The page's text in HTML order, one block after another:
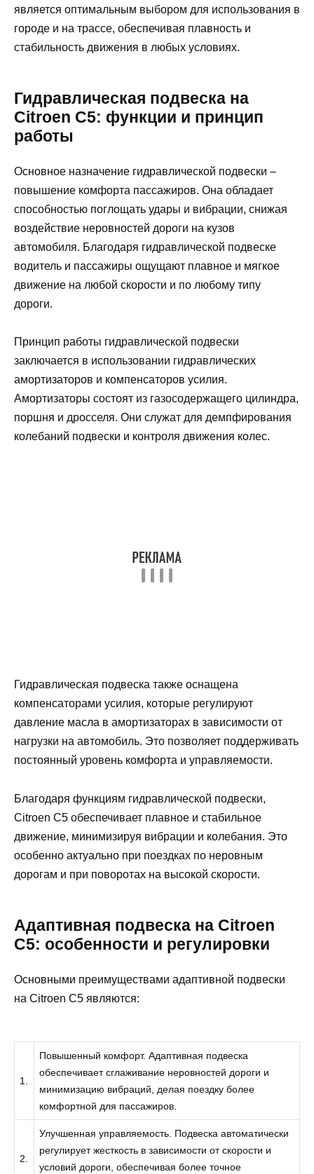
является оптимальным выбором для использования в
городе и на трассе, обеспечивая плавность и
стабильность движения в любых условиях.
Гидравлическая подвеска на
Citroen C5: функции и принцип
работы
Основное назначение гидравлической подвески –
повышение комфорта пассажиров. Она обладает
способностью поглощать удары и вибрации, снижая
воздействие неровностей дороги на кузов
автомобиля. Благодаря гидравлической подвеске
водитель и пассажиры ощущают плавное и мягкое
движение на любой скорости и по любому типу
дороги.
Принцип работы гидравлической подвески
заключается в использовании гидравлических
амортизаторов и компенсаторов усилия.
Амортизаторы состоят из газосодержащего цилиндра,
поршня и дросселя. Они служат для демпфирования
колебаний подвески и контроля движения колес.
Гидравлическая подвеска также оснащена
компенсаторами усилия, которые регулируют
давление масла в амортизаторах в зависимости от
нагрузки на автомобиль. Это позволяет поддерживать
постоянный уровень комфорта и управляемости.
Благодаря функциям гидравлической подвески,
Citroen C5 обеспечивает плавное и стабильное
движение, минимизируя вибрации и колебания. Это
особенно актуально при поездках по неровным
дорогам и при поворотах на высокой скорости.
Адаптивная подвеска на Citroen
C5: особенности и регулировки
Основными преимуществами адаптивной подвески
на Citroen C5 являются:
1.
Повышенный комфорт. Адаптивная подвеска
обеспечивает сглаживание неровностей дороги и
минимизацию вибраций, делая поездку более
комфортной для пассажиров.
2.
Улучшенная управляемость. Подвеска автоматически
регулирует жесткость в зависимости от скорости и
условий дороги, обеспечивая более точное